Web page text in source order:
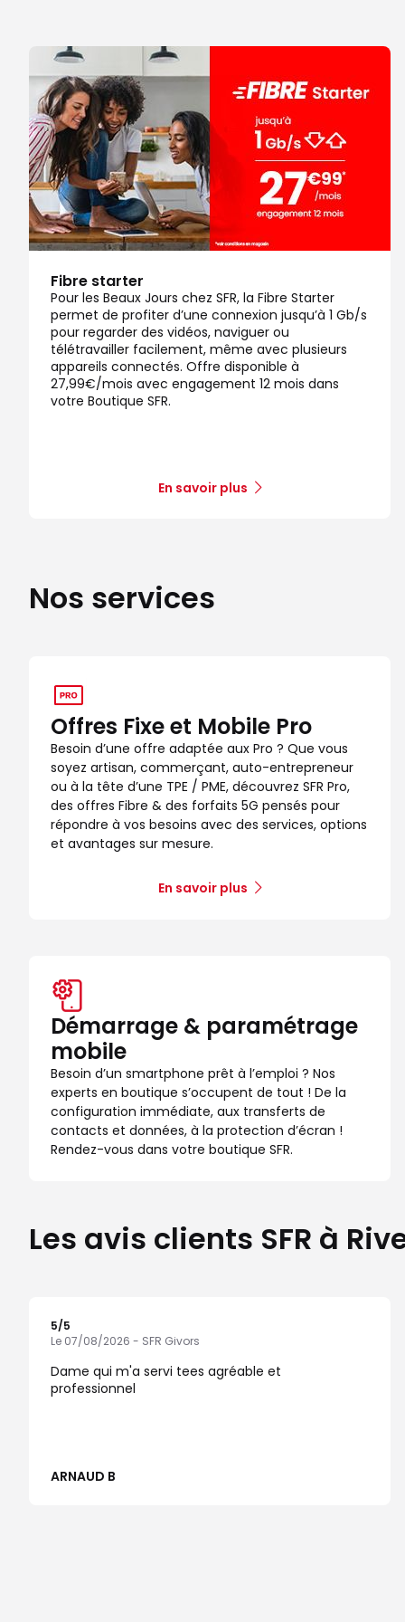
Fermé actuellement
Prendre
Voir la boutique
7
24.74 km
Boutique SFR Salaise sur Sanne
C Cial Carrefour
38150 Salaise sur Sanne
4,8/5Note de 4.8 sur 5
260 avis
Certifié par Goodays
Fermé actuellement
Itinéraire
Prendre
Voir la boutique
Note de 4.8 sur 5
206 avis
Voir la boutique
Fibre starter
Pour les Beaux Jours chez SFR, la Fibre Starter
permet de profiter d’une connexion jusqu’à 1 Gb/s
pour regarder des vidéos, naviguer ou
télétravailler facilement, même avec plusieurs
appareils connectés. Offre disponible à
27,99€/mois avec engagement 12 mois dans
votre Boutique SFR.
En savoir plus
Nos services
Offres Fixe et Mobile Pro
Besoin d’une offre adaptée aux Pro ? Que vous
soyez artisan, commerçant, auto-entrepreneur
ou à la tête d’une TPE / PME, découvrez SFR Pro,
des offres Fibre & des forfaits 5G pensés pour
répondre à vos besoins avec des services, options
et avantages sur mesure.
En savoir plus
Démarrage & paramétrage
mobile
Besoin d’un smartphone prêt à l’emploi ? Nos
experts en boutique s’occupent de tout ! De la
configuration immédiate, aux transferts de
contacts et données, à la protection d’écran !
Rendez-vous dans votre boutique SFR.
Les avis clients SFR à
5/5
Le 07/08/2026 - SFR Givors
Dame qui m'a servi tees agréable et
professionnel
ARNAUD B